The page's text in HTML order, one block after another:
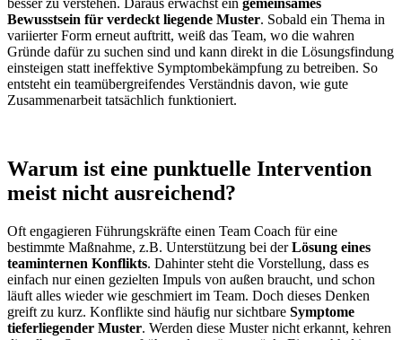
besser zu verstehen. Daraus erwächst ein gemeinsames
Bewusstsein für verdeckt liegende Muster. Sobald ein Thema in
variierter Form erneut auftritt, weiß das Team, wo die wahren
Gründe dafür zu suchen sind und kann direkt in die Lösungsfindung
einsteigen statt ineffektive Symptombekämpfung zu betreiben. So
entsteht ein teamübergreifendes Verständnis davon, wie gute
Zusammenarbeit tatsächlich funktioniert.
Warum ist eine punktuelle Intervention
meist nicht ausreichend?
Oft engagieren Führungskräfte einen Team Coach für eine
bestimmte Maßnahme, z.B. Unterstützung bei derLösung eines
teaminternen Konflikts. Dahinter steht die Vorstellung, dass es
einfach nur einen gezielten Impuls von außen braucht, und schon
läuft alles wieder wie geschmiert im Team. Doch dieses Denken
greift zu kurz. Konflikte sind häufig nur sichtbare Symptome
tieferliegender Muster. Werden diese Muster nicht erkannt, kehren